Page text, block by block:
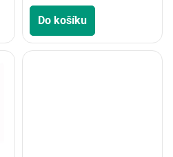
Do košíku